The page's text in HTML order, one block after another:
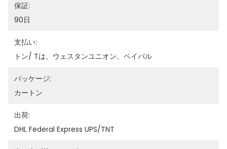
保証:
90日
支払い:
トン/ Tは、ウェスタンユニオン、ペイパル
パッケージ:
カートン
出荷:
DHL Federal Express UPS/TNT